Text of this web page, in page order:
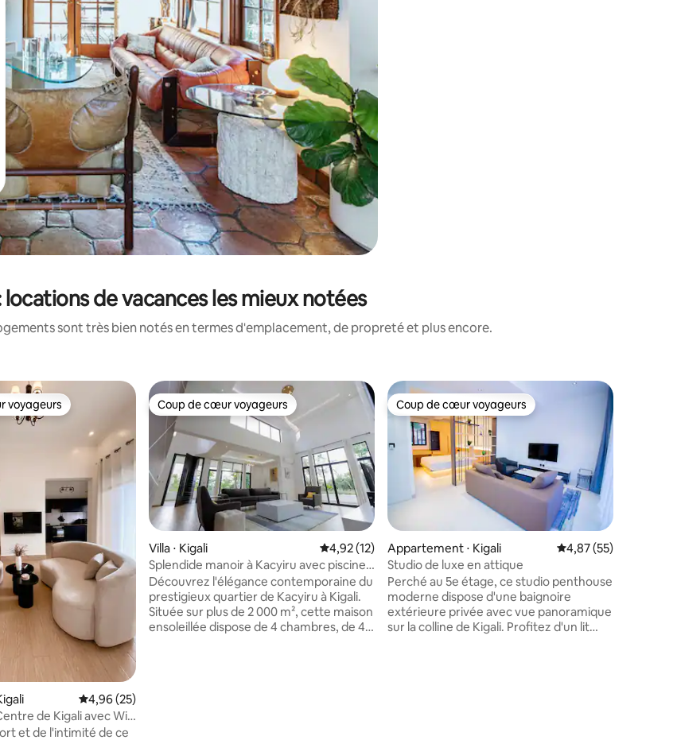
locations de vacances les mieux notées
sont très bien notés en termes d'emplacement, de propreté et plus encore.
de 75 commentaires : 4,85 sur 5
les plus appréciés
voyageurs
Évaluation moyenne sur la base de 25 commentaires : 4,96 sur 5
4,96 (25)
de Kigali avec WiFi
et de l'intimité de ce
Coup de cœur voyageurs
Coup de cœur voyageurs
Villa ⋅ Kigali Évaluation moyenne sur la base de 12 commentaires : 4,92 sur 5
4,92 (12)
Splendide manoir à Kacyiru avec piscine à
débordement
Découvrez l'élégance contemporaine du
prestigieux quartier de Kacyiru à Kigali.
Située sur plus de 2 000 m², cette maison
ensoleillée dispose de 4 chambres, de 4
Coup de cœur voyageurs
Coup de cœur voyageurs
Appartement ⋅ Kigali Évaluation moyenne
4,87 (55)
Studio de luxe en attique
Perché au 5e étage, ce studio penthouse
moderne dispose d'une baignoire
extérieure privée avec vue panoramique
sur la colline de Kigali. Profitez d'un lit